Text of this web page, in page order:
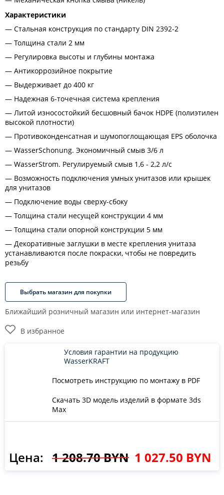
Характеристики
Стальная конструкция по стандарту DIN 2392-2
Толщина стали 2 мм
Регулировка высоты и глубины монтажа
Антикоррозийное покрытие
Выдерживает до 400 кг
Надежная 6-точечная система крепления
Литой износостойкий бесшовный бачок HDPE (полиэтилен
высокой плотности)
Противоконденсатная и шумопоглощающая EPS оболочка
WasserSchonung. Экономичный смыв 3/6 л
WasserStrom. Регулируемый смыв 1,6 - 2,2 л/с
Возможность подключения умных унитазов или крышек
для унитазов
Подключение воды сверху-сбоку
Толщина стали несущей конструкции 4 мм
Толщина стали опорной конструкции 5 мм
Декоративные заглушки в месте крепления унитаза
устанавливаются после покраски, чтобы не повредить
резьбу
Выбрать магазин для покупки
Ближайший розничный магазин или интернет-магазин
В избранное
Посмотреть инструкцию по монтажу в PDF
Скачать 3D модель изделий в формате 3ds
Max
Условия гарантии на продукцию
WasserKRAFT
Цена: 1 208.70 BYN 1 027.50 BYN